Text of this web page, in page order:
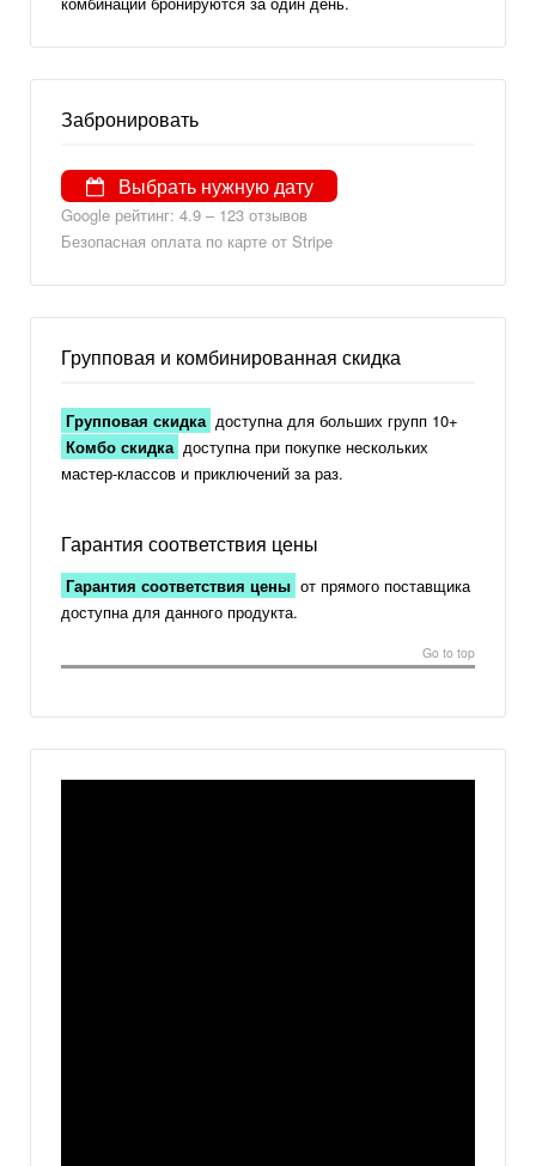
Забронировать
Выбрать нужную дату
Google рейтинг: 4.9 – 123 отзывов
Безопасная оплата по карте от Stripe
Групповая и комбинированная скидка
Групповая скидка доступна для больших групп 10+
Комбо скидка доступна при покупке нескольких
мастер-классов и приключений за раз.
Гарантия соответствия цены
Гарантия соответствия цены от прямого поставщика
доступна для данного продукта.
Go to top